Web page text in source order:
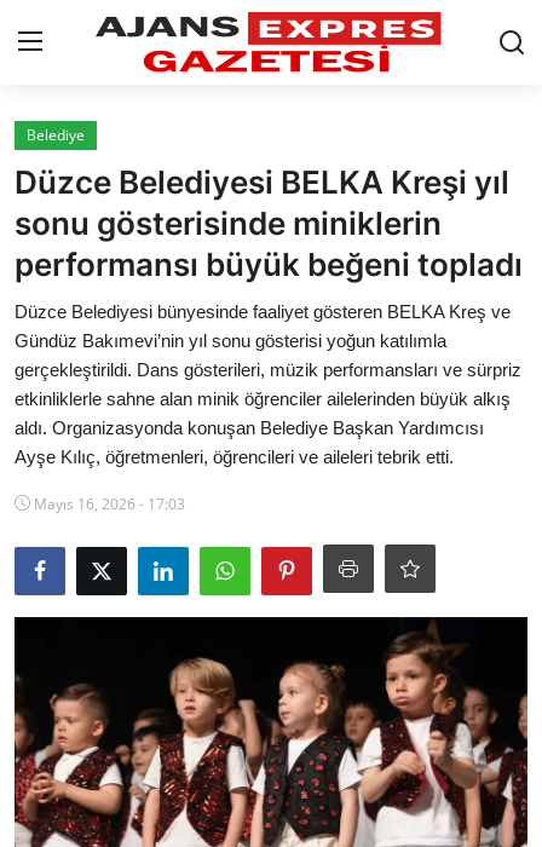
GİRİŞ YAP
AnaSayfa
Eskişehir Siyaset
Siyaset
Türkiye Gündemi
Yerel
Siber Güvenlik
Ekonomi
Özel Haber
Teknoloji
Spor
TBMM Haberleri
Belediye
Düzce Belediyesi BELKA Kreşi yıl
sonu gösterisinde miniklerin
performansı büyük beğeni topladı
Düzce Belediyesi bünyesinde faaliyet gösteren BELKA Kreş ve
Gündüz Bakımevi’nin yıl sonu gösterisi yoğun katılımla
gerçekleştirildi. Dans gösterileri, müzik performansları ve sürpriz
etkinliklerle sahne alan minik öğrenciler ailelerinden büyük alkış
aldı. Organizasyonda konuşan Belediye Başkan Yardımcısı
Ayşe Kılıç, öğretmenleri, öğrencileri ve aileleri tebrik etti.
Mayıs 16, 2026 - 17:03